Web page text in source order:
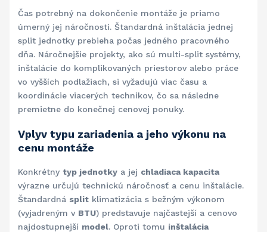
Čas potrebný na dokončenie montáže je priamo
úmerný jej náročnosti. Štandardná inštalácia jednej
split jednotky prebieha počas jedného pracovného
dňa. Náročnejšie projekty, ako sú multi-split systémy,
inštalácie do komplikovaných priestorov alebo práce
vo vyšších podlažiach, si vyžadujú viac času a
koordinácie viacerých technikov, čo sa následne
premietne do konečnej cenovej ponuky.
Vplyv typu zariadenia a jeho výkonu na
cenu montáže
Konkrétny typ jednotkya jej chladiaca kapacita
výrazne určujú technickú náročnosť a cenu inštalácie.
Štandardná splitklimatizácia s bežným výkonom
(vyjadreným v BTU) predstavuje najčastejší a cenovo
najdostupnejší model. Oproti tomu inštalácia